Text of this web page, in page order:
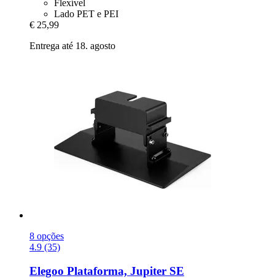
Flexível
Lado PET e PEI
€ 25,99
Entrega até 18. agosto
8 opções
4.9 (35)
Elegoo Plataforma, Jupiter SE